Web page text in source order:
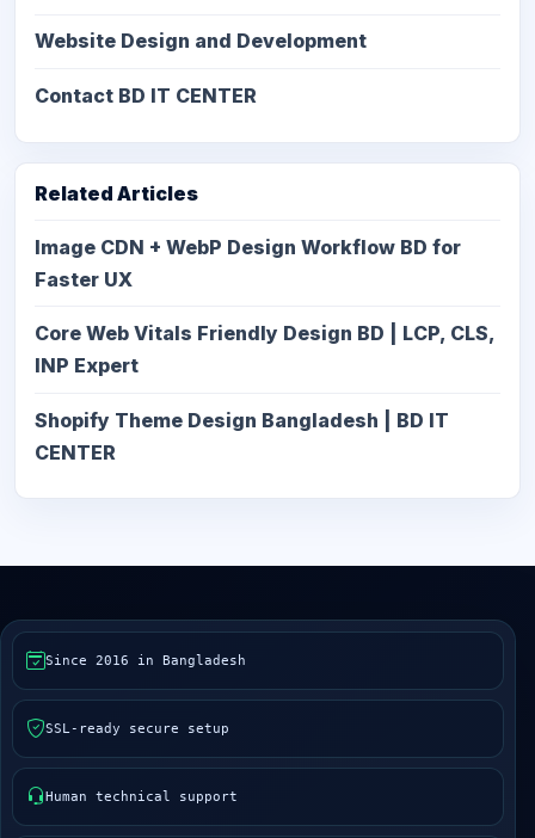
Website Design and Development
Contact BD IT CENTER
Related Articles
Image CDN + WebP Design Workflow BD for
Faster UX
Core Web Vitals Friendly Design BD | LCP, CLS,
INP Expert
Shopify Theme Design Bangladesh | BD IT
CENTER
Since 2016 in Bangladesh
SSL-ready secure setup
Human technical support